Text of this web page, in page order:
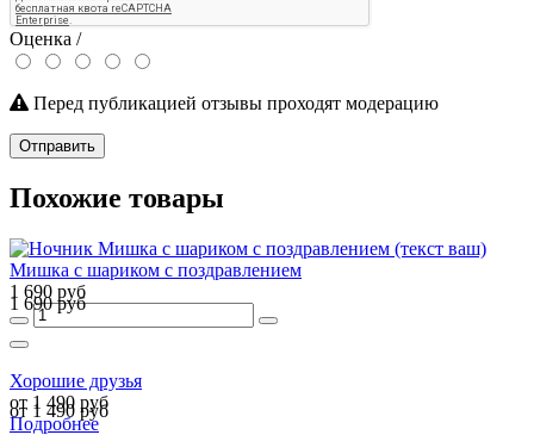
Оценка /
Перед публикацией отзывы проходят модерацию
Отправить
Похожие товары
Мишка с шариком с поздравлением
1 690 руб
1 690 руб
Хорошие друзья
от 1 490 руб
от 1 490 руб
Подробнее